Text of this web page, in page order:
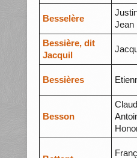
Besselère
Jean
Bessière, dit
Jacquil
Bessières
Besson